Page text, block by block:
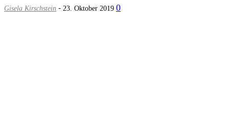
Gisela Kirschstein - 23. Oktober 2019 0